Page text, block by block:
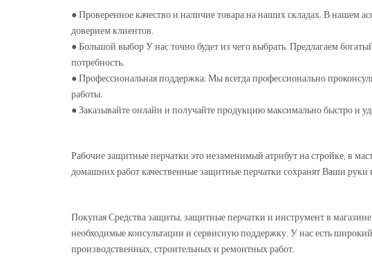
● Проверенное качество и наличие товара на наших складах. В нашем
доверием клиентов.
● Большой выбор У нас точно будет из чего выбрать. Предлагаем
потребность.
● Профессиональная поддержка: Мы всегда профессионально
работы.
● Заказывайте онлайн и получайте продукцию максимально быстро и
Рабочие защитные перчатки это незаменимый атрибут на стройке, в
домашних работ качественные защитные перчатки сохранят Ваши руки
Покупая Средства защиты, защитные перчатки и инструмент в
необходимые консультации и сервисную поддержку. У нас есть
производственных, строительных и ремонтных работ.